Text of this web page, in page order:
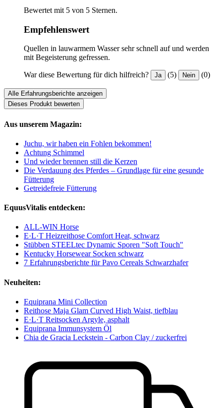
Bewertet mit 5 von 5 Sternen.
Empfehlenswert
Quellen in lauwarmem Wasser sehr schnell auf und werden
mit Begeisterung gefressen.
War diese Bewertung für dich hilfreich? Ja (5) Nein (0)
Alle Erfahrungsberichte anzeigen
Dieses Produkt bewerten
Aus unserem Magazin:
Juchu, wir haben ein Fohlen bekommen!
Achtung Schimmel
Und wieder brennen still die Kerzen
Die Verdauung des Pferdes – Grundlage für eine gesunde
Fütterung
Getreidefreie Fütterung
EquusVitalis entdecken:
ALL-WIN Horse
E·L·T Heizreithose Comfort Heat, schwarz
Stübben STEELtec Dynamic Sporen "Soft Touch"
Kentucky Horsewear Socken schwarz
7 Erfahrungsberichte für Pavo Cereals Schwarzhafer
Neuheiten:
Equiprana Mini Collection
Reithose Maja Glam Curved High Waist, tiefblau
E·L·T Reitsocken Argyle, asphalt
Equiprana Immunsystem Öl
Chia de Gracia Leckstein - Carbon Clay / zuckerfrei